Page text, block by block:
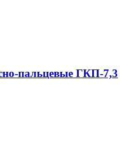
пальцевые ГКП-7,3